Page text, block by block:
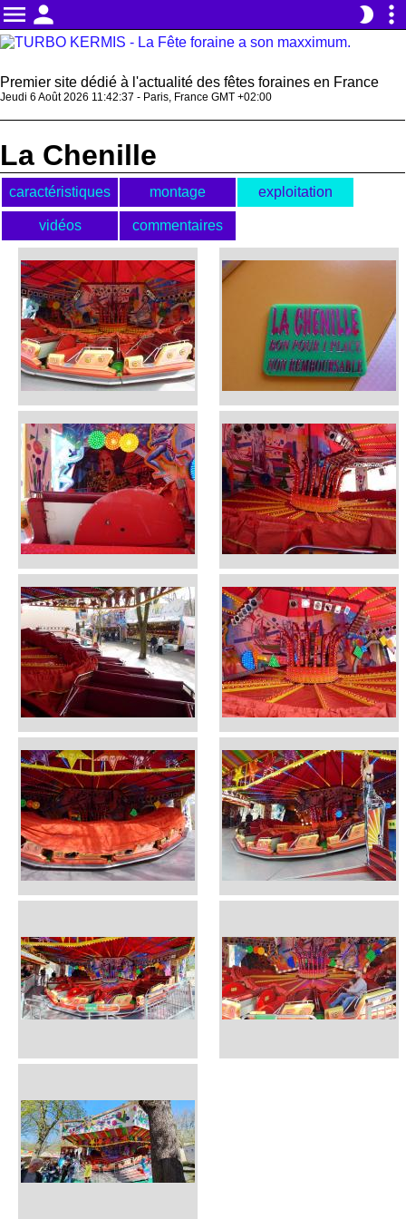
menu person brightness_2 more_vert
Premier site dédié à l'actualité des fêtes foraines en France
Jeudi 6 Août 2026 11:42:37 - Paris, France GMT +02:00
La Chenille
caractéristiques montage exploitation
vidéos commentaires